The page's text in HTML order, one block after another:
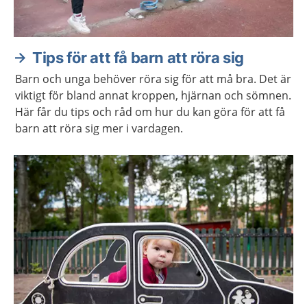
Tips för att få barn att röra sig
Barn och unga behöver röra sig för att må bra. Det är
viktigt för bland annat kroppen, hjärnan och sömnen.
Här får du tips och råd om hur du kan göra för att få
barn att röra sig mer i vardagen.